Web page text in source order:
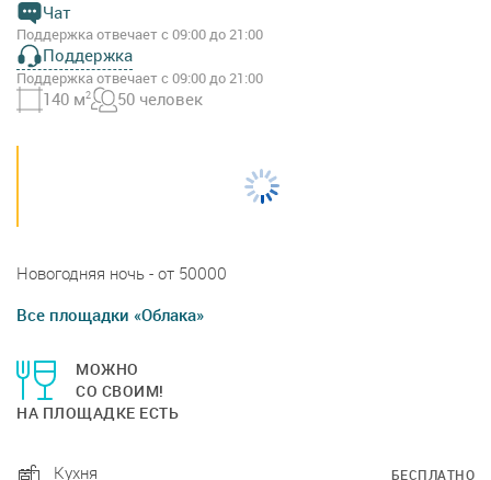
Чат
Поддержка отвечает с 09:00 до 21:00
Поддержка
Поддержка отвечает с 09:00 до 21:00
140 м2 50 человек
Новогодняя ночь - от 50000
Все площадки «Облака»
МОЖНО
СО СВОИМ!
НА ПЛОЩАДКЕ ЕСТЬ
Кухня БЕСПЛАТНО